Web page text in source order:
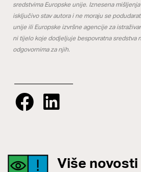
sredstvima Europske unije. Iznesena
isključivo stav autora i ne moraju se
unije ili Europske izvršne agencije za
ni tijelo koje dodjeljuje bespovratna sredstva
odgovornima za njih.
Više novosti